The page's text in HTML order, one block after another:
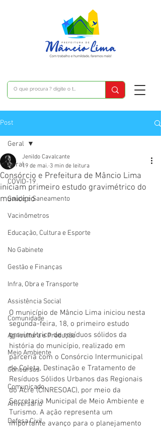
Post
Geral
COVID-19
Saúde e Saneamento
Vacinômetros
Educação, Cultura e Esporte
No Gabinete
Gestão e Finanças
Infra, Obra e Transporte
Assistência Social
Comunidade
Agricultura e Produção
Meio Ambiente
Concursos
Comunicado
Aniversário
Defesa Civil
Geral
Consórcio e Prefeitura de Mâncio Lima
iniciam primeiro estudo gravimétrico do
município
Jenildo Cavalcante
19 de mai. 3 min de leitura
O município de Mâncio Lima iniciou nesta
segunda-feira, 18, o primeiro estudo
gravimétrico de resíduos sólidos da
história do município, realizado em
parceria com o Consórcio Intermunicipal
de Coleta, Destinação e Tratamento de
Resíduos Sólidos Urbanos das Regionais
do Acre (CINRESOAC), por meio da
Secretaria Municipal de Meio Ambiente e
Turismo. A ação representa um
importante avanço para o planejamento